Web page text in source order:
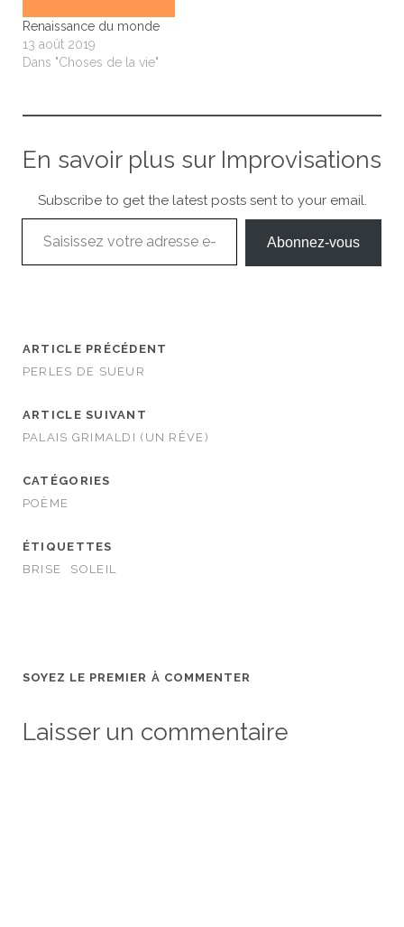
Renaissance du monde
13 août 2019
Dans "Choses de la vie"
En savoir plus sur Improvisations
Subscribe to get the latest posts sent to your email.
Saisissez votre adresse e-mail…
Abonnez-vous
ARTICLE PRÉCÉDENT
PERLES DE SUEUR
ARTICLE SUIVANT
PALAIS GRIMALDI (UN RÊVE)
CATÉGORIES
POÈME
ÉTIQUETTES
BRISE
SOLEIL
SOYEZ LE PREMIER À COMMENTER
Laisser un commentaire